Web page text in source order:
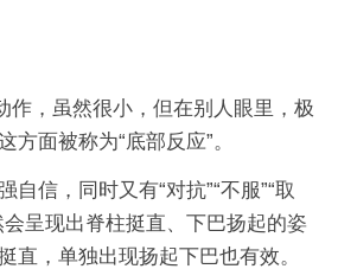
作，虽然很小，但在别人眼里，极
方面被称为“底部反应”。
自信，同时又有“对抗”“不服”“取
呈现出脊柱挺直、下巴扬起的姿
直，单独出现扬起下巴也有效。